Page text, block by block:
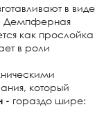
в виде
Демпферная
как прослойка
в роли
который
- гораздо шире: